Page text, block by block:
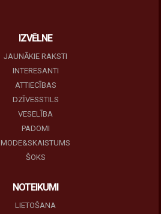
IZVĒLNE
JAUNĀKIE RAKSTI
INTERESANTI
ATTIECĪBAS
DZĪVESSTILS
VESELĪBA
PADOMI
MODE&SKAISTUMS
ŠOKS
NOTEIKUMI
LIETOŠANA